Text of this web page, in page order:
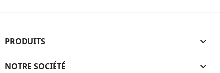
PRODUITS 
NOTRE SOCIÉTÉ 